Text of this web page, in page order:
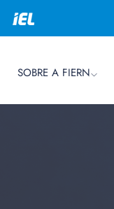
SOBRE A FIERN